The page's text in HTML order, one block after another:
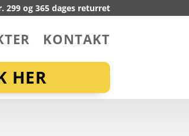
299 og 365 dages returret
KONTAKT
HER